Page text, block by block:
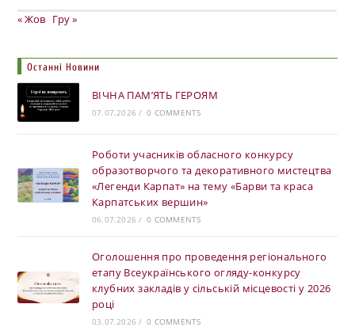
« Жов Гру »
Останні Новини
ВІЧНА ПАМ’ЯТЬ ГЕРОЯМ
07.07.2026 / 0 COMMENTS
Роботи учасників обласного конкурсу
образотворчого та декоративного мистецтва
«Легенди Карпат» на тему «Барви та краса
Карпатських вершин»
06.07.2026 / 0 COMMENTS
Оголошення про проведення регіонального
етапу Всеукраїнського огляду-конкурсу
клубних закладів у сільській місцевості у 2026
році
03.07.2026 / 0 COMMENTS